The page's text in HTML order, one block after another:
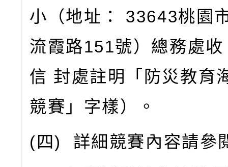
小（地址：
33643桃園
流霞路151號）總務處
信 封處註明「防災教育
競賽」字樣）。
( 四) 詳細競賽內容請參